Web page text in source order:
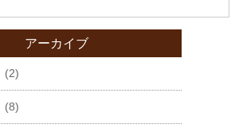
アーカイブ
(2)
(8)